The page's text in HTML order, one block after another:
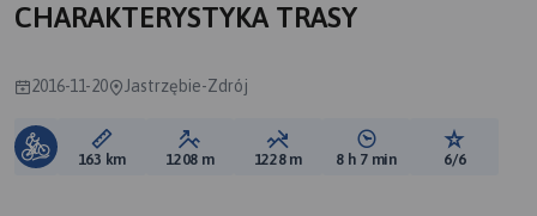
CHARAKTERYSTYKA TRASY
2016-11-20 Jastrzębie-Zdrój
Długość trasy:
163 km Suma przewyższeń:
1208 m Suma spadków:
1228 m Średni czas potrzebny
8 h 7 min Ocena
6/6